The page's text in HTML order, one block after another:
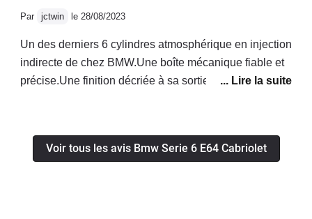
Par jctwin le 28/08/2023
Un des derniers 6 cylindres atmosphérique en injection
indirecte de chez BMW.Une boîte mécanique fiable et
précise.Une finition décriée à sa sortie, mais près de
propriétaires précédents.Un cabriolet familial pratique
et fiableVoir tous les avis Bmw Serie 6 E64 Cabriolet